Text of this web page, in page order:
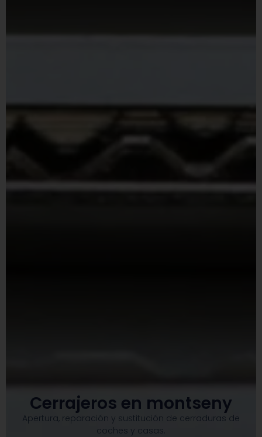
Cerrajeros en montseny
Apertura, reparación y sustitución de cerraduras de
coches y casas.​